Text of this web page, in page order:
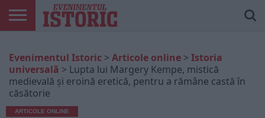
ONLINE
EDIȚII
TIPĂRITE
ISTORIC
PLAY
CONTUL
MEU
Evenimentul Istoric > Articole online > Istoria
universală > Lupta lui Margery Kempe, mistică
medievală și eroină eretică, pentru a rămâne castă în
căsătorie
ARTICOLE ONLINE